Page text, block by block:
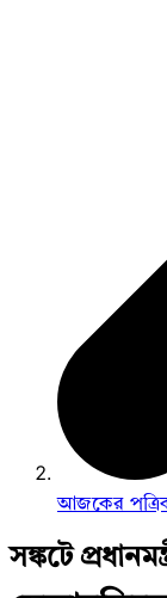
আজকের
সঙ্কটে